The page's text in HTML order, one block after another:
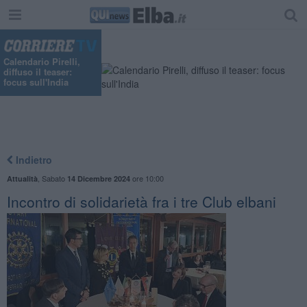
Calendario Pirelli,
diffuso il teaser:
focus sull'India
Indietro
Attualità Sabato 14 Dicembre 2024ore 10:00
Incontro di solidarietà fra i tre Club elbani